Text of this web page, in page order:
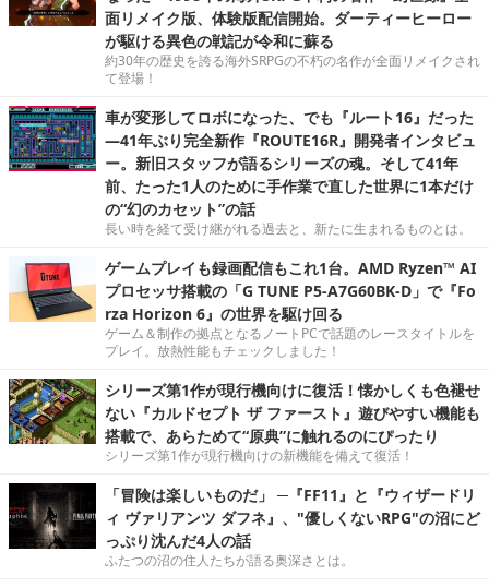
面リメイク版、体験版配信開始。ダーティーヒーロー
が駆ける異色の戦記が令和に蘇る
約30年の歴史を誇る海外SRPGの不朽の名作が全面リメイクされ
て登場！
車が変形してロボになった、でも『ルート16』だった
―41年ぶり完全新作『ROUTE16R』開発者インタビュ
ー。新旧スタッフが語るシリーズの魂。そして41年
前、たった1人のために手作業で直した世界に1本だけ
の“幻のカセット”の話
長い時を経て受け継がれる過去と、新たに生まれるものとは。
ゲームプレイも録画配信もこれ1台。AMD Ryzen™ AI
プロセッサ搭載の「G TUNE P5-A7G60BK-D」で『Fo
rza Horizon 6』の世界を駆け回る
ゲーム＆制作の拠点となるノートPCで話題のレースタイトルを
プレイ。放熱性能もチェックしました！
シリーズ第1作が現行機向けに復活！懐かしくも色褪せ
ない『カルドセプト ザ ファースト』遊びやすい機能も
搭載で、あらためて“原典”に触れるのにぴったり
シリーズ第1作が現行機向けの新機能を備えて復活！
「冒険は楽しいものだ」 ─『FF11』と『ウィザードリ
ィ ヴァリアンツ ダフネ』、"優しくないRPG"の沼にど
っぷり沈んだ4人の話
ふたつの沼の住人たちが語る奥深さとは。